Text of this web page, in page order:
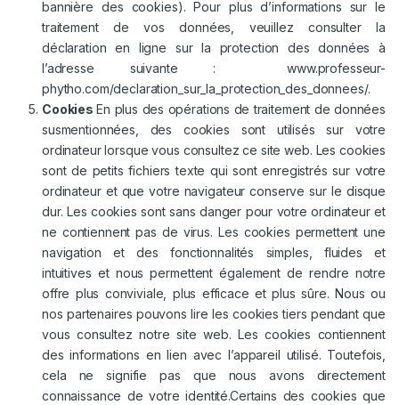
bannière des cookies). Pour plus d’informations sur le
traitement de vos données, veuillez consulter la
déclaration en ligne sur la protection des données à
l’adresse suivante :www.professeur-
phytho.com/declaration_sur_la_protection_des_donnees/.
CookiesEn plus des opérations de traitement de données
susmentionnées, des cookies sont utilisés sur votre
ordinateur lorsque vous consultez ce site web. Les cookies
sont de petits fichiers texte qui sont enregistrés sur votre
ordinateur et que votre navigateur conserve sur le disque
dur. Les cookies sont sans danger pour votre ordinateur et
ne contiennent pas de virus. Les cookies permettent une
navigation et des fonctionnalités simples, fluides et
intuitives et nous permettent également de rendre notre
offre plus conviviale, plus efficace et plus sûre. Nous ou
nos partenaires pouvons lire les cookies tiers pendant que
vous consultez notre site web. Les cookies contiennent
des informations en lien avec l’appareil utilisé. Toutefois,
cela ne signifie pas que nous avons directement
connaissance de votre identité.Certains des cookies que